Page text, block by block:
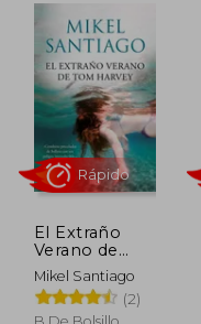
5%
dcto.
15,95 €
15,15 €
Rápido
El Extraño
Verano de
tom Harvey
Mikel Santiago
(2)